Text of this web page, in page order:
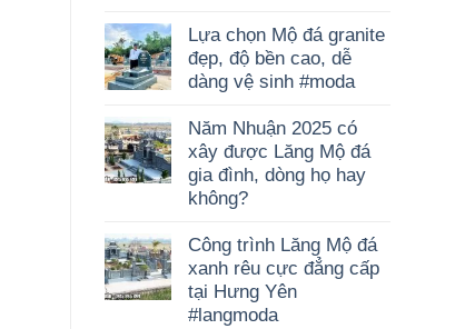
Lựa chọn Mộ đá granite
đẹp, độ bền cao, dễ
dàng vệ sinh #moda
Năm Nhuận 2025 có
xây được Lăng Mộ đá
gia đình, dòng họ hay
không?
Công trình Lăng Mộ đá
xanh rêu cực đẳng cấp
tại Hưng Yên
#langmoda